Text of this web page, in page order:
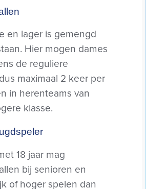
en lager is gemengd
Hier mogen dames
de reguliere
maximaal 2 keer per
in herenteams van
klasse.
18 jaar mag
bij senioren en
of hoger spelen dan